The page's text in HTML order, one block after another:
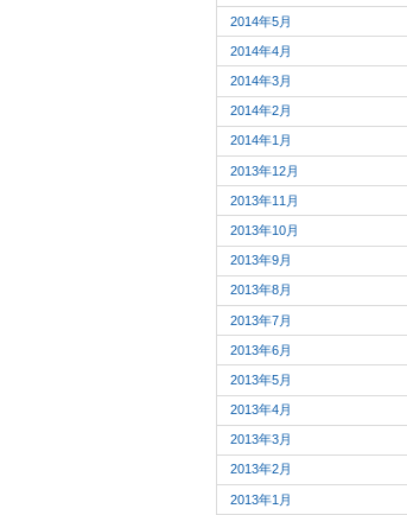
2014年5月
2014年4月
2014年3月
2014年2月
2014年1月
2013年12月
2013年11月
2013年10月
2013年9月
2013年8月
2013年7月
2013年6月
2013年5月
2013年4月
2013年3月
2013年2月
2013年1月